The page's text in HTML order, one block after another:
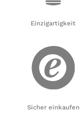
Einzigartigkeit
Sicher einkaufen